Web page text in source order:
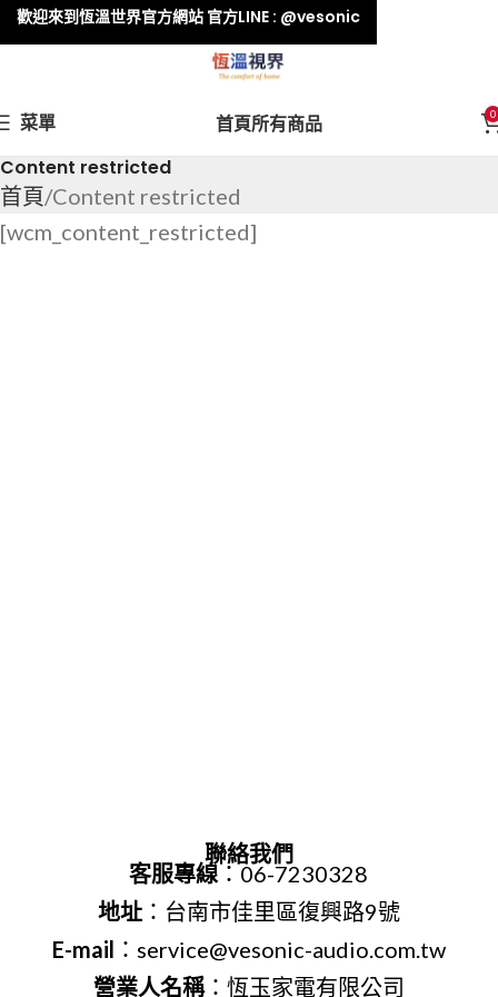
菜單 首頁所有商品 0
Content restricted
首頁 Content restricted
[wcm_content_restricted]
聯絡我們
客服專線：06-7230328
地址：台南市佳里區復興路9號
E-mail ：service@vesonic-audio.com.tw
營業人名稱：恆玉家電有限公司
歡迎來到恆溫世界官方網站 官方LINE : @vesonic